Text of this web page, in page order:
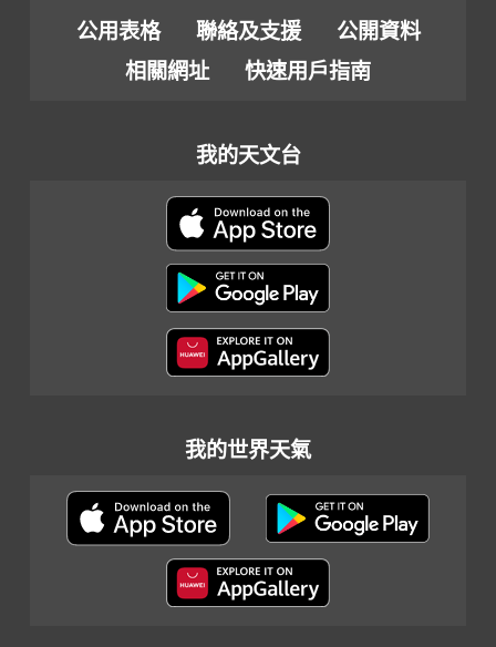
公用表格 聯絡及支援
公開資料
相關網址
快速用戶指南
我的天文台
我的世界天氣